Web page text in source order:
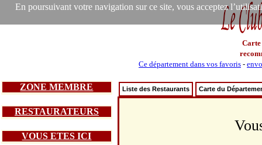
En poursuivant votre navigation sur ce site, vous acceptez
Carte
Ce département dans vos favoris -
ZONE MEMBRE
RESTAURATEURS
VOUS ETES ICI
Liste des Restaurants Carte du